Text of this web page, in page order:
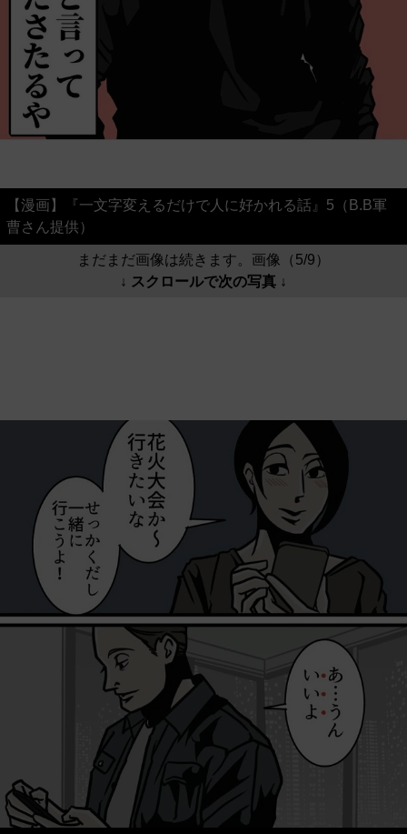
【漫画】『一文字変えるだけで人に好かれる話』5（B.B軍
曹さん提供）
まだまだ画像は続きます。画像（5/9）
↓ スクロールで次の写真 ↓